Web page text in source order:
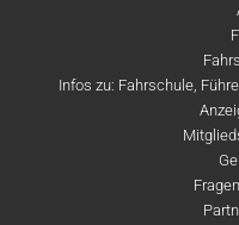
Infos zu: Fahrschule,